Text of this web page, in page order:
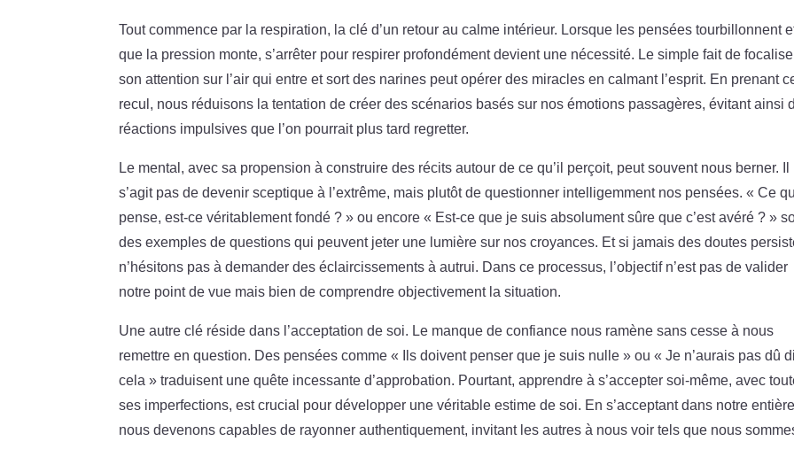
Tout commence par la respiration, la clé d’un retour au calme intérieur. Lorsque les pensées tourbillonnent
que la pression monte, s’arrêter pour respirer profondément devient une nécessité. Le simple fait de
son attention sur l’air qui entre et sort des narines peut opérer des miracles en calmant l’esprit. En prenant
recul, nous réduisons la tentation de créer des scénarios basés sur nos émotions passagères, évitant ainsi
réactions impulsives que l’on pourrait plus tard regretter.
Le mental, avec sa propension à construire des récits autour de ce qu’il perçoit, peut souvent nous berner. Il
s’agit pas de devenir sceptique à l’extrême, mais plutôt de questionner intelligemment nos pensées. « Ce
pense, est-ce véritablement fondé ? » ou encore « Est-ce que je suis absolument sûre que c’est avéré ? »
des exemples de questions qui peuvent jeter une lumière sur nos croyances. Et si jamais des doutes
n’hésitons pas à demander des éclaircissements à autrui. Dans ce processus, l’objectif n’est pas de valider
notre point de vue mais bien de comprendre objectivement la situation.
Une autre clé réside dans l’acceptation de soi. Le manque de confiance nous ramène sans cesse à nous
remettre en question. Des pensées comme « Ils doivent penser que je suis nulle » ou « Je n’aurais pas dû
cela » traduisent une quête incessante d’approbation. Pourtant, apprendre à s’accepter soi-même, avec
ses imperfections, est crucial pour développer une véritable estime de soi. En s’acceptant dans notre
nous devenons capables de rayonner authentiquement, invitant les autres à nous voir tels que nous